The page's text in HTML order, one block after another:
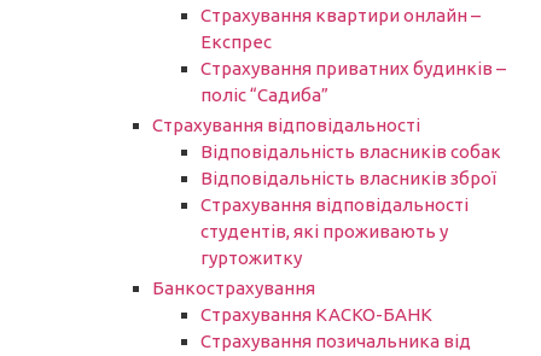
Страхування квартири онлайн –
Експрес
Страхування приватних будинків –
поліс “Садиба”
Страхування відповідальності
Відповідальність власників собак
Відповідальність власників зброї
Страхування відповідальності
студентів, які проживають у
гуртожитку
Банкострахування
Страхування КАСКО-БАНК
Страхування позичальника від